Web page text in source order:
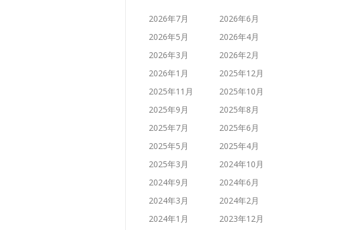
2026年7月
2026年6月
2026年5月
2026年4月
2026年3月
2026年2月
2026年1月
2025年12月
2025年11月
2025年10月
2025年9月
2025年8月
2025年7月
2025年6月
2025年5月
2025年4月
2025年3月
2024年10月
2024年9月
2024年6月
2024年3月
2024年2月
2024年1月
2023年12月